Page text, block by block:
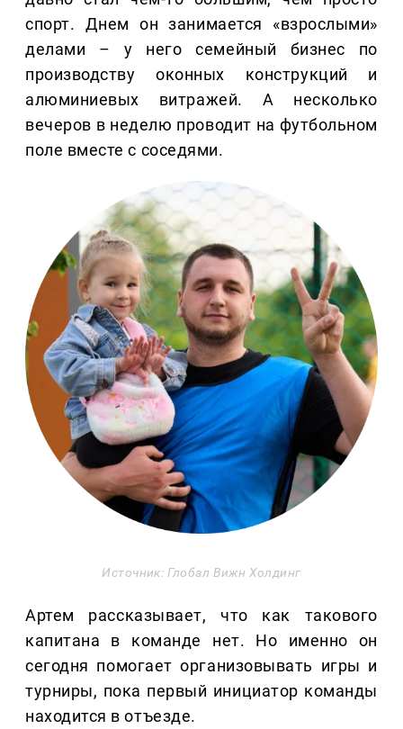
спорт. Днем он занимается «взрослыми»
делами – у него семейный бизнес по
производству оконных конструкций и
алюминиевых витражей. А несколько
вечеров в неделю проводит на футбольном
поле вместе с соседями.
Источник: Глобал Вижн Холдинг
Артем рассказывает, что как такового
капитана в команде нет. Но именно он
сегодня помогает организовывать игры и
турниры, пока первый инициатор команды
находится в отъезде.